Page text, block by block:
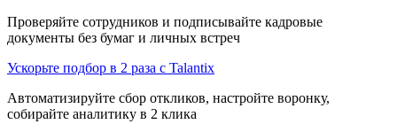
Проверяйте сотрудников и подписывайте кадровые
документы без бумаг и личных встреч
Ускорьте подбор в 2 раза с Talantix
Автоматизируйте сбор откликов, настройте воронку,
собирайте аналитику в 2 клика